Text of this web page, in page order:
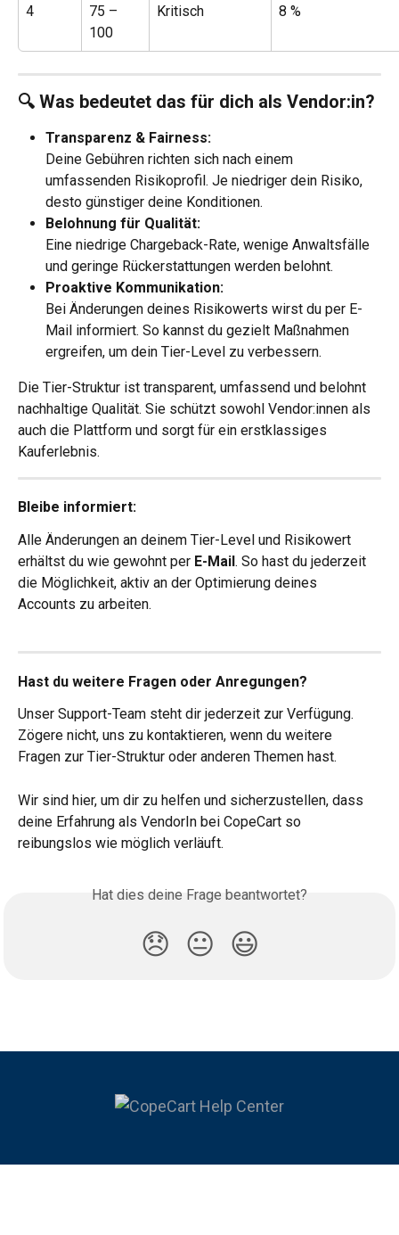
4
75 –
100
Kritisch 8 %
🔍 Was bedeutet das für dich als Vendor:in?
Transparenz & Fairness:
Deine Gebühren richten sich nach einem
umfassenden Risikoprofil. Je niedriger dein Risiko,
desto günstiger deine Konditionen.
Belohnung für Qualität:
Eine niedrige Chargeback-Rate, wenige Anwaltsfälle
und geringe Rückerstattungen werden belohnt.
Proaktive Kommunikation:
Bei Änderungen deines Risikowerts wirst du per E-
Mail informiert. So kannst du gezielt Maßnahmen
ergreifen, um dein Tier-Level zu verbessern.
Die Tier-Struktur ist transparent, umfassend und belohnt
nachhaltige Qualität. Sie schützt sowohl Vendor:innen als
auch die Plattform und sorgt für ein erstklassiges
Kauferlebnis.
Bleibe informiert:
Alle Änderungen an deinem Tier-Level und Risikowert
erhältst du wie gewohnt per E-Mail. So hast du jederzeit
die Möglichkeit, aktiv an der Optimierung deines
Accounts zu arbeiten.
Hast du weitere Fragen oder Anregungen?
Unser Support-Team steht dir jederzeit zur Verfügung.
Zögere nicht, uns zu kontaktieren, wenn du weitere
Fragen zur Tier-Struktur oder anderen Themen hast.
Wir sind hier, um dir zu helfen und sicherzustellen, dass
deine Erfahrung als VendorIn bei CopeCart so
reibungslos wie möglich verläuft.
Hat dies deine Frage beantwortet?
😞 😐 😃